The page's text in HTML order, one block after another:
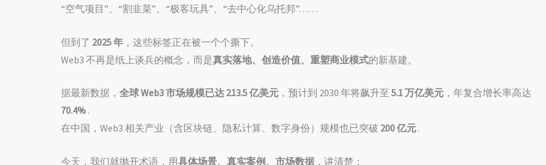
“空气项目”、“割韭菜”、“极客玩具”、“去中心化乌托邦”……
但到了 2025 年 ，这些标签正在被一个个撕下。
Web3 不再是纸上谈兵的概念，而是真实落地、创造价值、重塑商业模式的新基建。
据最新数据， 全球 Web3 市场规模已达 213.5 亿美元 ，预计到 2030 年将飙升至 5.1 万亿美元 ，年复合增长率高达
70.4% .
在中国，Web3 相关产业（含区块链、隐私计算、数字身份）规模也已突破 200 亿元 .
今天，我们就抛开术语，用具体场景、真实案例、市场数据 ，讲清楚：